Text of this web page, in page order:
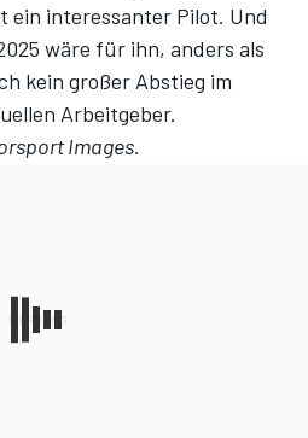
ein interessanter Pilot. Und
wäre für ihn, anders als
kein großer Abstieg im
Arbeitgeber.
Images.